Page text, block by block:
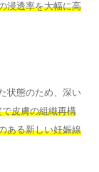
浸透率を大幅に高
状態のため、深い
皮膚の組織再構
ある新しい妊娠線